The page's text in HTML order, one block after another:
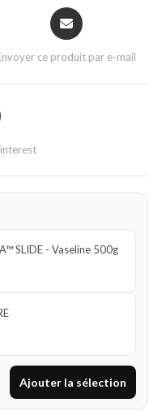
ce produit par e-mail
SLIDE - Vaseline 500g
Ajouter la sélection